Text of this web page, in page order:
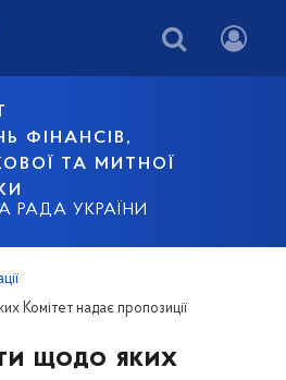
ФІНАНСІВ,
ТА МИТНОЇ
РАДА УКРАЇНИ
Комітет надає пропозиції
щодо яких